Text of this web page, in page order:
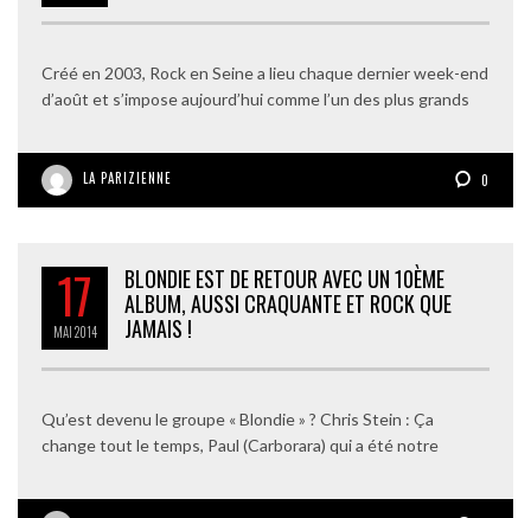
Créé en 2003, Rock en Seine a lieu chaque dernier week-end
d’août et s’impose aujourd’hui comme l’un des plus grands
LA PARIZIENNE 0
17
MAI2014
BLONDIE EST DE RETOUR AVEC UN 10ÈME
ALBUM, AUSSI CRAQUANTE ET ROCK QUE
JAMAIS !
Qu’est devenu le groupe « Blondie » ? Chris Stein : Ça
change tout le temps, Paul (Carborara) qui a été notre